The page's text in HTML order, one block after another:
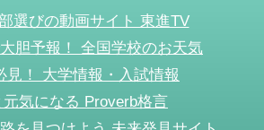
選びの動画サイト 東進TV
胆予報！ 全国学校のお天気
見！ 大学情報・入試情報
元気になる Proverb格言